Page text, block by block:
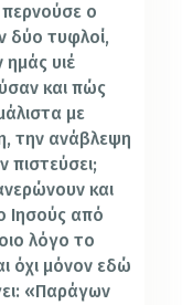
περνούσε ο
δύο τυφλοί,
ημάς υιέ
και πώς
με
την ανάβλεψη
και
Ιησούς από
λόγο το
όχι μόνον εδώ
«Παράγων